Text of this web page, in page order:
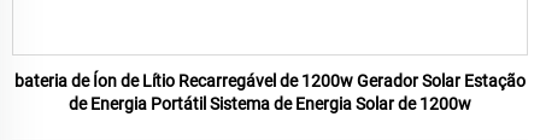
bateria de Íon de Lítio Recarregável de 1200w Gerador Solar Estação
de Energia Portátil Sistema de Energia Solar de 1200w